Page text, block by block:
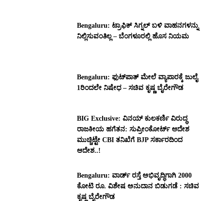
Bengaluru: ಟ್ರಾಫಿಕ್‌ ಸಿಗ್ನಲ್‌ ಬಳಿ ವಾಹನಗಳನ್ನು
ನಿಲ್ಲಿಸುವಂತಿಲ್ಲ – ಬೆಂಗಳೂರಲ್ಲಿ ಹೊಸ ನಿಯಮ
Bengaluru: ಫುಟ್‌ಪಾತ್‌ ಮೇಲೆ ವ್ಯಾಪಾರಕ್ಕೆ ಜುಲೈ
1ರಿಂದಲೇ ನಿಷೇಧ – ಸಚಿವ ಕೃಷ್ಣ ಬೈರೇಗೌಡ
BIG Exclusive: ವಿನಯ್‌ ಕುಲಕರ್ಣಿ ವಿರುದ್ಧ
ರಾಜಕೀಯ ಹಗೆತನ: ಸುಪ್ರೀಂಕೋರ್ಟ್‌ ಆದೇಶ
ಮುಚ್ಚಿಟ್ಟೇ CBI ತನಿಖೆಗೆ BJP ಸರ್ಕಾರದಿಂದ
ಆದೇಶ..!
Bengaluru: ವಾರ್ಡ್ ರಸ್ತೆ ಅಭಿವೃದ್ಧಿಗಾಗಿ 2000
ಕೋಟಿ ರೂ. ವಿಶೇಷ ಅನುದಾನ ಬಿಡುಗಡೆ : ಸಚಿವ
ಕೃಷ್ಣ ಬೈರೇಗೌಡ